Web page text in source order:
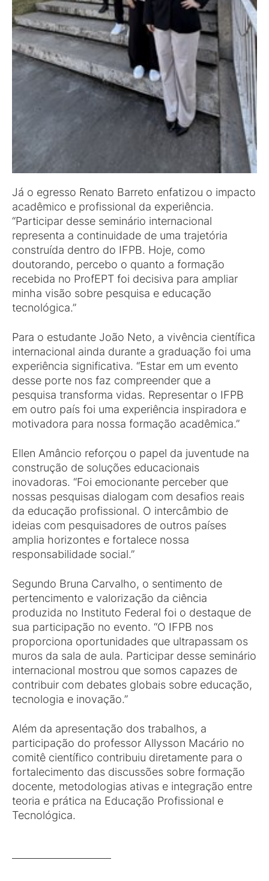
Já o egresso Renato Barreto enfatizou o impacto
acadêmico e profissional da experiência.
“Participar desse seminário internacional
representa a continuidade de uma trajetória
construída dentro do IFPB. Hoje, como
doutorando, percebo o quanto a formação
recebida no ProfEPT foi decisiva para ampliar
minha visão sobre pesquisa e educação
tecnológica.”
Para o estudante João Neto, a vivência científica
internacional ainda durante a graduação foi uma
experiência significativa. “Estar em um evento
desse porte nos faz compreender que a
pesquisa transforma vidas. Representar o IFPB
em outro país foi uma experiência inspiradora e
motivadora para nossa formação acadêmica.”
Ellen Amâncio reforçou o papel da juventude na
construção de soluções educacionais
inovadoras. “Foi emocionante perceber que
nossas pesquisas dialogam com desafios reais
da educação profissional. O intercâmbio de
ideias com pesquisadores de outros países
amplia horizontes e fortalece nossa
responsabilidade social.”
Segundo Bruna Carvalho, o sentimento de
pertencimento e valorização da ciência
produzida no Instituto Federal foi o destaque de
sua participação no evento. “O IFPB nos
proporciona oportunidades que ultrapassam os
muros da sala de aula. Participar desse seminário
internacional mostrou que somos capazes de
contribuir com debates globais sobre educação,
tecnologia e inovação.”
Além da apresentação dos trabalhos, a
participação do professor Allysson Macário no
comitê científico contribuiu diretamente para o
fortalecimento das discussões sobre formação
docente, metodologias ativas e integração entre
teoria e prática na Educação Profissional e
Tecnológica.